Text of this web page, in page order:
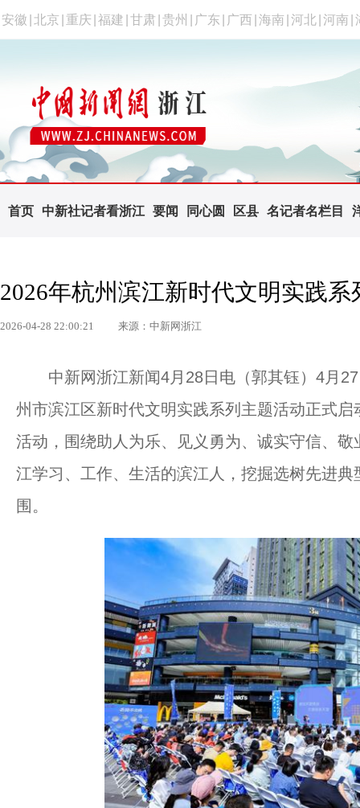
安徽 北京 重庆 福建 甘肃 贵州 广东 广西 海南 河北 河南
首页 中新社记者看浙江 要闻 同心圆 区县 名记者名栏目
2026年杭州滨江新时代文明实践
2026-04-28 22:00:21 来源：中新网浙江
中新网浙江新闻4月28日电（郭其钰）4月27
州市滨江区新时代文明实践系列主题活动正式启
活动，围绕助人为乐、见义勇为、诚实守信、
江学习、工作、生活的滨江人，挖掘选树先进
围。